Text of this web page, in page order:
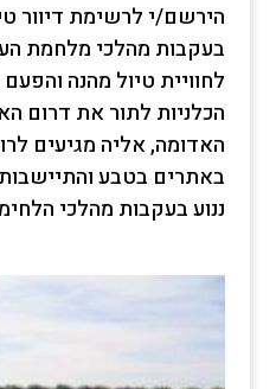
הירשם/י לרשימת דיוור
בעקבות מהלכי מלחמת
לחוויית טיול מהנה
הכלניות לתור את דרום
האדומה, אליה מגיעים
באתרים בטבע
ננוע בעקבות מהלכי